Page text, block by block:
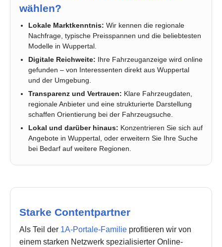
wählen?
Lokale Marktkenntnis: Wir kennen die regionale
Nachfrage, typische Preisspannen und die beliebtesten
Modelle in Wuppertal.
Digitale Reichweite: Ihre Fahrzeuganzeige wird online
gefunden – von Interessenten direkt aus Wuppertal
und der Umgebung.
Transparenz und Vertrauen: Klare Fahrzeugdaten,
regionale Anbieter und eine strukturierte Darstellung
schaffen Orientierung bei der Fahrzeugsuche.
Lokal und darüber hinaus: Konzentrieren Sie sich auf
Angebote in Wuppertal, oder erweitern Sie Ihre Suche
bei Bedarf auf weitere Regionen.
Starke Contentpartner
Als Teil der 1A-Portale-Familie profitieren wir von
einem starken Netzwerk spezialisierter Online-